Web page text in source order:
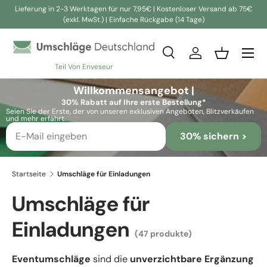
Direkt zum Inhalt
Lieferung in 2-3 Werktagen für nur 7,95€ | Kostenloser Versand ab 75€
(exkl. MwSt.) | Einfache Rückgabe (14 Tage)
Teil Von Enveseur
Suchen
Suchen
SucheEinloggen
Willkommensangebot |
30% Rabatt auf Ihre erste Bestellung*
Seien Sie der Erste, der von unseren exklusiven Angeboten, Blitzverkäufen
und mehr erfährt.
30% sichern >
Startseite Umschläge für Einladungen
Umschläge für
Einladungen (47 produkte)
Eventumschläge sind die unverzichtbare Ergänzung